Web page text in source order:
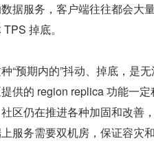
据服务，客户端往往都会大
掉底。
“预期内的”抖动、掉底，是
供的 region replica 功能一
区仍在推进各种加固和改善
服务需要双机房，保证容灾